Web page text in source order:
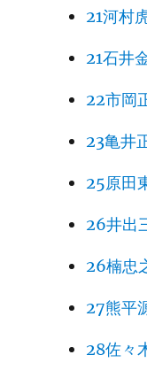
21河村
21石井
22市岡
23亀井
25原田
26井出
26楠忠
27熊平
28佐々